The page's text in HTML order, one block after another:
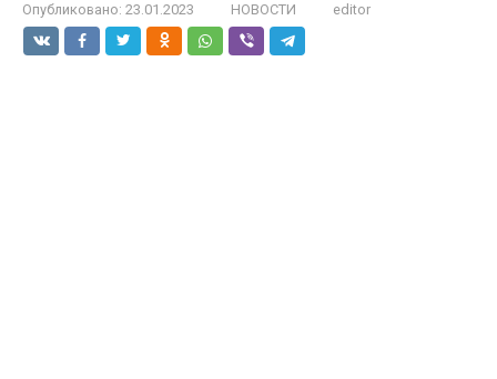
Опубликовано: 23.01.2023 НОВОСТИ editor